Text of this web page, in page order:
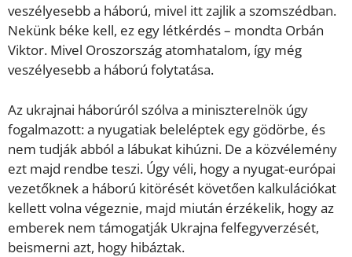
veszélyesebb a háború, mivel itt zajlik a szomszédban.
Nekünk béke kell, ez egy létkérdés – mondta Orbán
Viktor. Mivel Oroszország atomhatalom, így még
veszélyesebb a háború folytatása.
Az ukrajnai háborúról szólva a miniszterelnök úgy
fogalmazott: a nyugatiak beleléptek egy gödörbe, és
nem tudják abból a lábukat kihúzni. De a közvélemény
ezt majd rendbe teszi. Úgy véli, hogy a nyugat-európai
vezetőknek a háború kitörését követően kalkulációkat
kellett volna végeznie, majd miután érzékelik, hogy az
emberek nem támogatják Ukrajna felfegyverzését,
beismerni azt, hogy hibáztak.